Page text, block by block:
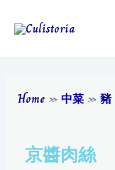
Home »中菜 »豬
京醬肉絲